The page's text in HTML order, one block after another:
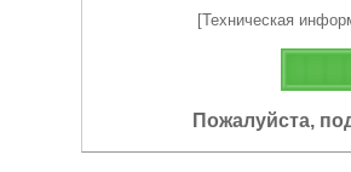
[Техническая
Пожалуйста,